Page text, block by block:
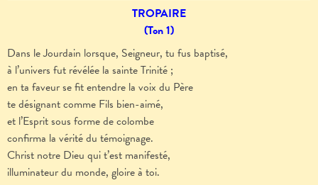
TROPAIRE
(Ton 1)
Dans le Jourdain lorsque, Seigneur, tu fus baptisé,
à l’univers fut révélée la sainte Trinité ;
en ta faveur se fit entendre la voix du Père
te désignant comme Fils bien-aimé,
et l’Esprit sous forme de colombe
confirma la vérité du témoignage.
Christ notre Dieu qui t’est manifesté,
illuminateur du monde, gloire à toi.